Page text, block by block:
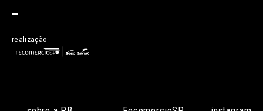
realização